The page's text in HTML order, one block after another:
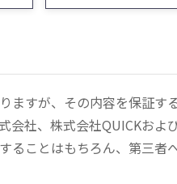
ますが、その内容を保証す
社、株式会社QUICKおよ
ることはもちろん、第三者